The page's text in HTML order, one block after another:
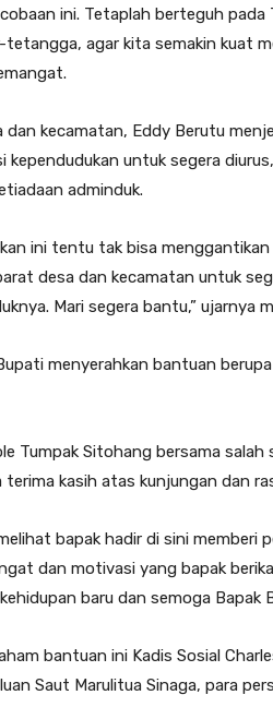
ini. Tetaplah berteguh
agar kita semakin kuat
dan kecamatan, Eddy Berutu
kependudukan untuk segera
adminduk.
ini tentu tak bisa
desa dan kecamatan untuk
Mari segera bantu,” ujarnya
menyerahkan bantuan
Tumpak Sitohang bersama
terima kasih atas kunjungan dan
bapak hadir di sini memberi
dan motivasi yang bapak
baru dan semoga Bapak
bantuan ini Kadis Sosial
Saut Marulitua Sinaga, para